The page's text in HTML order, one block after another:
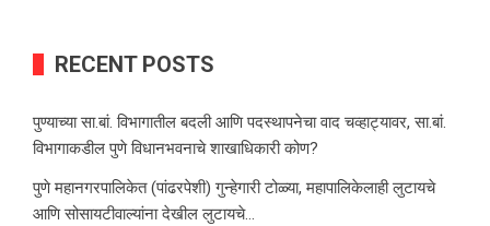
RECENT POSTS
पुण्याच्या सा.बां. विभागातील बदली आणि पदस्थापनेचा वाद चव्हाट्यावर, सा.बां.
विभागाकडील पुणे विधानभवनाचे शाखाधिकारी कोण?
पुणे महानगरपालिकेत (पांढरपेशी) गुन्हेगारी टोळ्या, महापालिकेलाही लुटायचे
आणि सोसायटीवाल्यांना देखील लुटायचे…